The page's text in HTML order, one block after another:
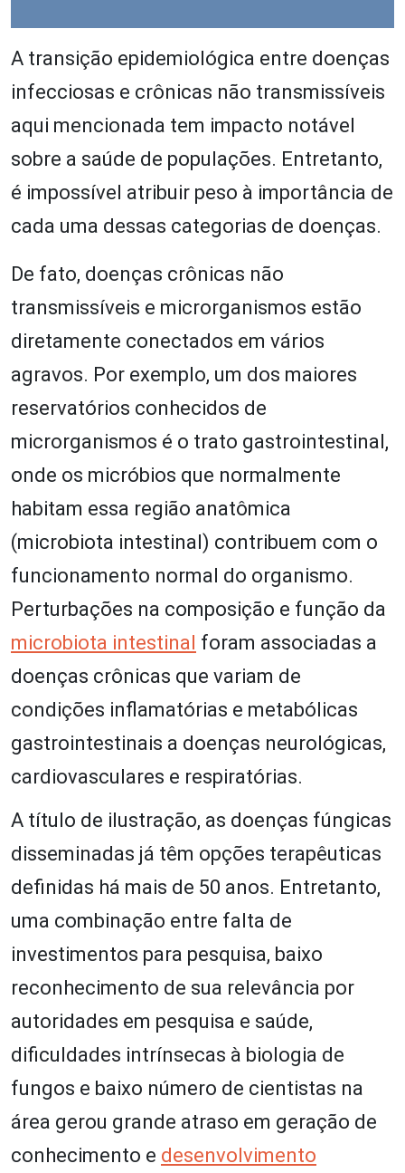
A transição epidemiológica entre doenças
infecciosas e crônicas não transmissíveis
aqui mencionada tem impacto notável
sobre a saúde de populações. Entretanto,
é impossível atribuir peso à importância de
cada uma dessas categorias de doenças.
De fato, doenças crônicas não
transmissíveis e microrganismos estão
diretamente conectados em vários
agravos. Por exemplo, um dos maiores
reservatórios conhecidos de
microrganismos é o trato gastrointestinal,
onde os micróbios que normalmente
habitam essa região anatômica
(microbiota intestinal) contribuem com o
funcionamento normal do organismo.
Perturbações na composição e função da
microbiota intestinal foram associadas a
doenças crônicas que variam de
condições inflamatórias e metabólicas
gastrointestinais a doenças neurológicas,
cardiovasculares e respiratórias.
A título de ilustração, as doenças fúngicas
disseminadas já têm opções terapêuticas
definidas há mais de 50 anos. Entretanto,
uma combinação entre falta de
investimentos para pesquisa, baixo
reconhecimento de sua relevância por
autoridades em pesquisa e saúde,
dificuldades intrínsecas à biologia de
fungos e baixo número de cientistas na
área gerou grande atraso em geração de
conhecimento e desenvolvimento